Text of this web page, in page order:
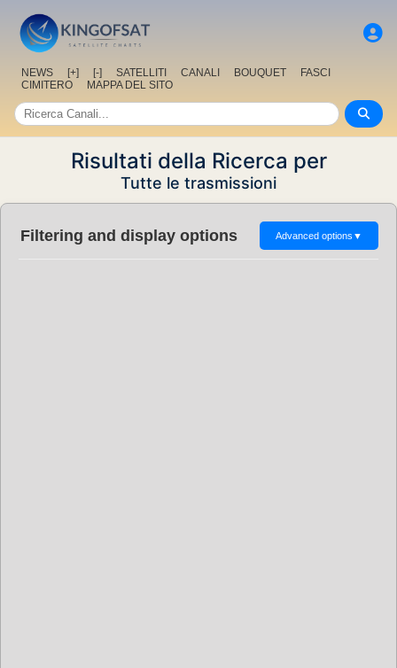
NEWS [+] [-] SATELLITI CANALI BOUQUET
FASCI
CIMITERO
MAPPA DEL SITO
Risultati della Ricerca per
Tutte le trasmissioni
Filtering and display options Advanced options ▼